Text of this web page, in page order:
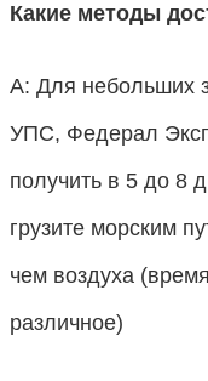
Какие методы
А: Для небольших
УПС, Федерал
получить в 5 до 8
грузите морским
чем воздуха
различное)